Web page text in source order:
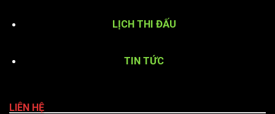
LỊCH THI ĐẤU
TIN TỨC
LIÊN HỆ